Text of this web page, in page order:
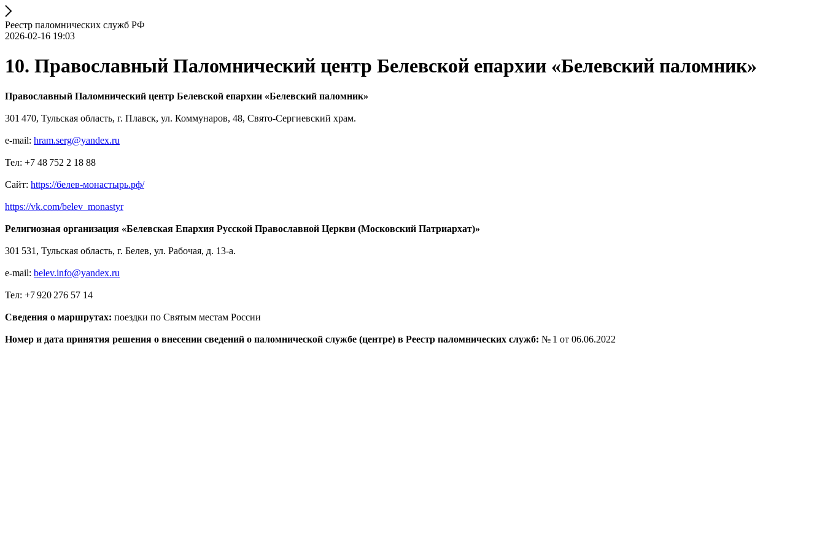
Реестр паломнических служб РФ
2026-02-16 19:03
10. Православный Паломнический центр Белевской епархии «Белевский паломник»
Православный Паломнический центр Белевской епархии «Белевский паломник»
301 470, Тульская область, г. Плавск, ул. Коммунаров, 48, Свято-Сергиевский храм.
e-mail: hram.serg@yandex.ru
Тел: +7 48 752 2 18 88
Сайт: https://белев-монастырь.рф/
https://vk.com/belev_monastyr
Религиозная организация «Белевская Епархия Русской Православной Церкви (Московский Патриархат)»
301 531, Тульская область, г. Белев, ул. Рабочая, д. 13-а.
e-mail: belev.info@yandex.ru
Тел: +7 920 276 57 14
Сведения о маршрутах: поездки по Святым местам России
Номер и дата принятия решения о внесении сведений о паломнической службе (центре) в Реестр паломнических служб: № 1 от 06.06.2022